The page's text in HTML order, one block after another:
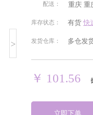
>
配送： 重庆 重
北京
宁夏
自治区
库存状态： 有货 快
发货仓库： 多仓发
￥ 101.56
立即下单